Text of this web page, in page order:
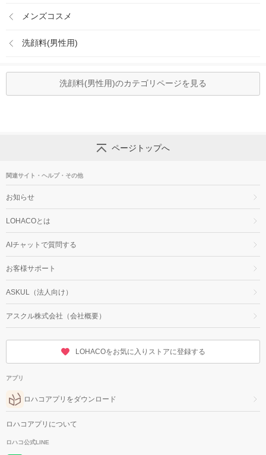
メンズコスメ
洗顔料(男性用)
洗顔料(男性用)のカテゴリページを見る
ページトップへ
関連サイト・ヘルプ・その他
お知らせ
LOHACOとは
AIチャットで質問する
お客様サポート
ASKUL（法人向け）
アスクル株式会社（会社概要）
LOHACOをお気に入りストアに登録する
アプリ
ロハコアプリをダウンロード
ロハコアプリについて
ロハコ公式LINE